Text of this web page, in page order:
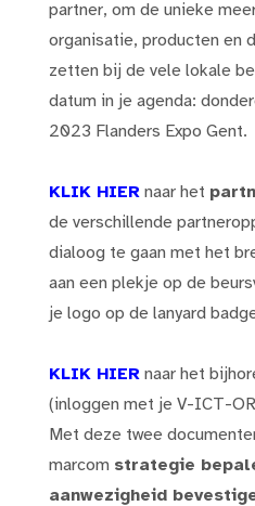
partner, om de unieke
organisatie, producten en
zetten bij de vele lokale
datum in je agenda:
2023 Flanders Expo Gent.
KLIK HIER naar het
de verschillende
dialoog te gaan met het
aan een plekje op de
je logo op de lanyard
KLIK HIER naar het
(inloggen met je V-ICT-
Met deze twee
marcom strategie
aanwezigheid